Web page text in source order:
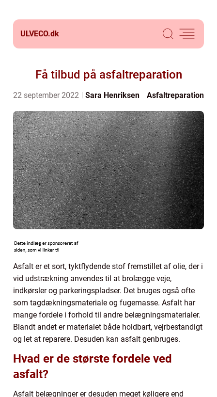
ULVECO.dk
Få tilbud på asfaltreparation
22 september 2022 Sara Henriksen Asfaltreparation
Asfalt er et sort, tyktflydende stof fremstillet af olie, der i
vid udstrækning anvendes til at brolægge veje,
indkørsler og parkeringspladser. Det bruges også ofte
som tagdækningsmateriale og fugemasse. Asfalt har
mange fordele i forhold til andre belægningsmaterialer.
Blandt andet er materialet både holdbart, vejrbestandigt
og let at reparere. Desuden kan asfalt genbruges.
Hvad er de største fordele ved
asfalt?
Asfalt belægninger er desuden meget køligere end